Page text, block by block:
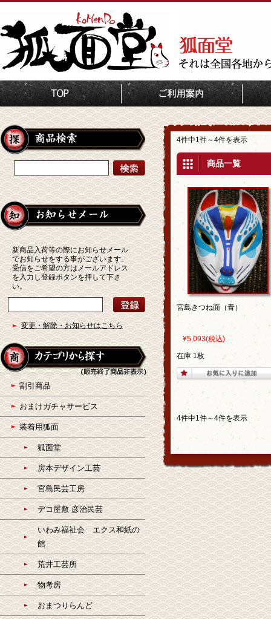
4件中1件～4件を表示
商品一覧
宮島きつね面（青）
¥5,093(税込)
在庫 1枚
4件中1件～4件を表示
新商品入荷等の際にお知らせメール
でお知らせをする事がございます。
受信をご希望の方はメールアドレス
を入力し登録ボタンを押して下さ
い。
変更・解除・お知らせはこちら
割引商品
おまけガチャサービス
装着用狐面
狐面堂
房本デザイン工芸
宮島民芸工房
デコ屋敷 彦治民芸
いわみ福祉会 エクス和紙の
館
荒井工芸所
物考房
おまつりらんど